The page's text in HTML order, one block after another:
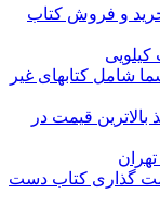
و فروش کتاب
کیلویی
شامل کتابهای غیر
قیمت در
گذاری کتاب دست